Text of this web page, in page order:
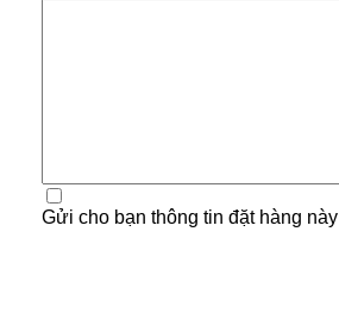
Gửi cho bạn thông tin đặt hàng này